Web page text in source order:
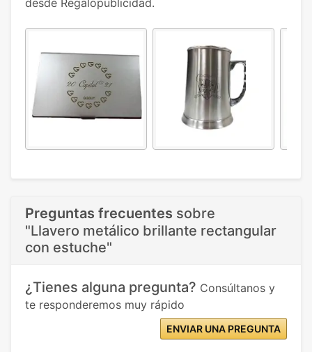
desde Regalopublicidad.
Preguntas frecuentes sobre
"Llavero metálico brillante rectangular
con estuche"
¿Tienes alguna pregunta? Consúltanos y
te responderemos muy rápido
ENVIAR UNA PREGUNTA